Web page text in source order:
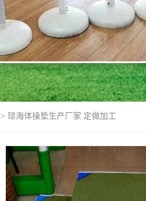
> 琼海体操垫生产厂家 定做加工